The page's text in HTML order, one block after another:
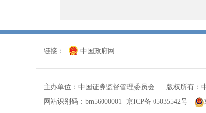
规划报告
非行政许可事项(114)
其他(1124)
征求意见(378)
链接： 中国政府网
主办单位：中国证券监督管理委员会 版权所有：
网站识别码：bm56000001
京ICP备 05035542号